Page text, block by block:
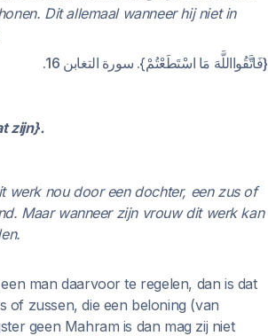
Dit allemaal wanneer hij niet in
{فَاتَّقُوااللَّهَ مَا اسْتَطَعْتُمْ}. سورة التغابن 16.
zijn}.
nou door een dochter, een zus of
Maar wanneer zijn vrouw dit werk kan
man daarvoor te regelen, dan is dat
of zussen, die een beloning (van
geen Mahram is dan mag zij niet